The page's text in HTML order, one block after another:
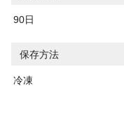
90日
保存方法
冷凍